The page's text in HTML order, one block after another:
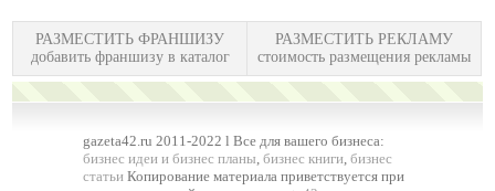
РАЗМЕСТИТЬ ФРАНШИЗУ
добавить франшизу в каталог
РАЗМЕСТИТЬ РЕКЛАМУ
стоимость размещения рекламы
gazeta42.ru 2011-2022 l Все для вашего бизнеса:
бизнес идеи и бизнес планы,бизнес книги,бизнес
статьи Копирование материала приветствуется при